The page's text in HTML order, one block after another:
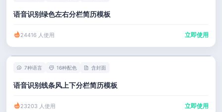
语音识别绿色左右分栏简历模板
24416 人使用 立即使用
7种语言 16种配色 含封面
语音识别线条风上下分栏简历模板
23203 人使用 立即使用